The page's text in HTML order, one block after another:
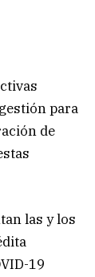
para
de
las y los
19